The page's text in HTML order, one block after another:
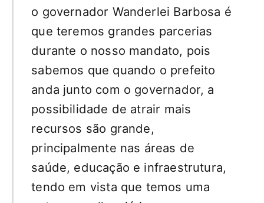
o governador Wanderlei Barbosa é
que teremos grandes parcerias
durante o nosso mandato, pois
sabemos que quando o prefeito
anda junto com o governador, a
possibilidade de atrair mais
recursos são grande,
principalmente nas áreas de
saúde, educação e infraestrutura,
tendo em vista que temos uma